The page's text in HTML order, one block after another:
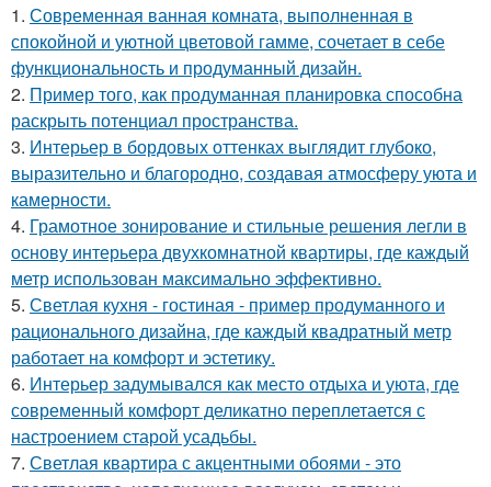
1. Современная ванная комната, выполненная в
спокойной и уютной цветовой гамме, сочетает в себе
функциональность и продуманный дизайн.
2. Пример того, как продуманная планировка способна
раскрыть потенциал пространства.
3. Интерьер в бордовых оттенках выглядит глубоко,
выразительно и благородно, создавая атмосферу уюта и
камерности.
4. Грамотное зонирование и стильные решения легли в
основу интерьера двухкомнатной квартиры, где каждый
метр использован максимально эффективно.
5. Светлая кухня - гостиная - пример продуманного и
рационального дизайна, где каждый квадратный метр
работает на комфорт и эстетику.
6. Интерьер задумывался как место отдыха и уюта, где
современный комфорт деликатно переплетается с
настроением старой усадьбы.
7. Светлая квартира с акцентными обоями - это